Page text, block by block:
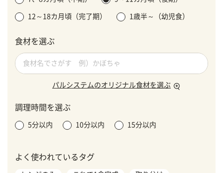
12～18カ月頃（完了期） 1歳半～（幼児食）
食材を選ぶ
パルシステムのオリジナル食材を選ぶ
調理時間を選ぶ
5分以内 10分以内 15分以内
よく使われているタグ